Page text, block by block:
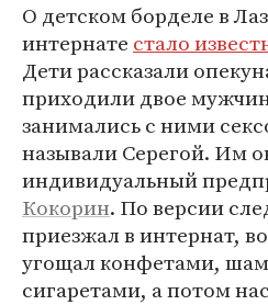
О детском борделе в
интернате стало
Дети рассказали
приходили двое
занимались с ними
называли Серегой. Им
индивидуальный
Кокорин. По версии
приезжал в интернат,
угощал конфетами,
сигаретами, а потом